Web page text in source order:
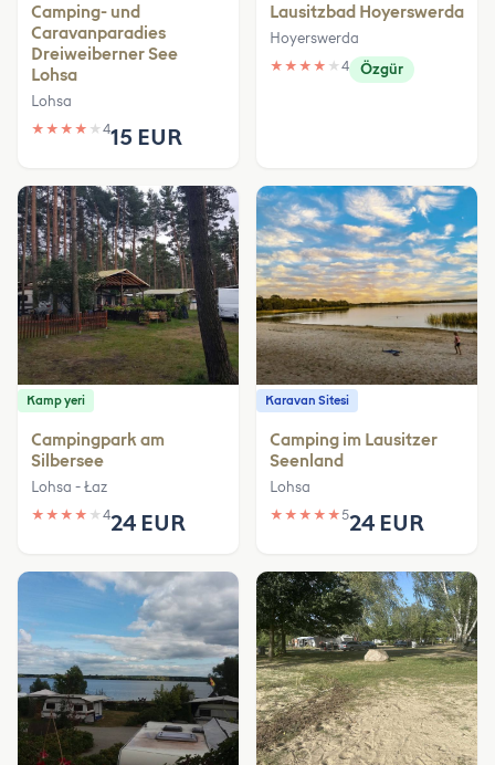
Camping- und
Caravanparadies
Dreiweiberner See
Lohsa
Lohsa
★ ★ ★ ★ ★ 415 EUR
Lausitzbad Hoyerswerda
Hoyerswerda
★ ★ ★ ★ ★ 4 Özgür
Kamp yeri
Campingpark am
Silbersee
Lohsa - Łaz
★ ★ ★ ★ ★ 424 EUR
Karavan Sitesi
Camping im Lausitzer
Seenland
Lohsa
★ ★ ★ ★ ★524 EUR